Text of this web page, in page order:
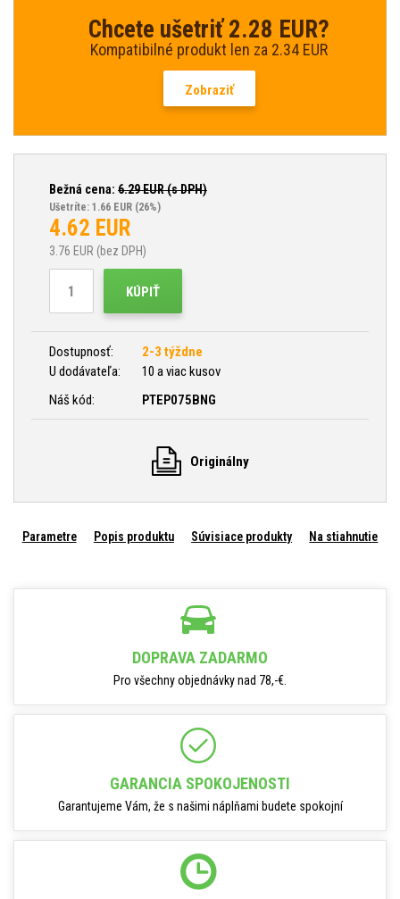
Chcete ušetriť 2.28 EUR?
Kompatibilné produkt len za 2.34 EUR
Zobraziť
Bežná cena: 6.29EUR (s DPH)
Ušetríte: 1.66 EUR (26%)
4.62 EUR
3.76 EUR (bez DPH)
KÚPIŤ
Dostupnosť:
2-3 týždne
U dodávateľa:
10 a viac kusov
Náš kód:
PTEP075BNG
Originálny
Parametre Popis produktu Súvisiace produkty Na stiahnutie
DOPRAVA ZADARMO
Pro všechny objednávky nad 78,-€.
GARANCIA SPOKOJENOSTI
Garantujeme Vám, že s našimi náplňami budete spokojní